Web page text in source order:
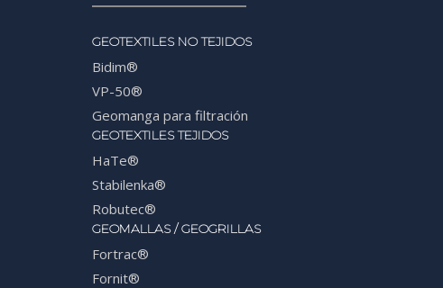
GEOTEXTILES NO TEJIDOS
Bidim®
VP-50®
Geomanga para filtración
GEOTEXTILES TEJIDOS
HaTe®
Stabilenka®
Robutec®
GEOMALLAS / GEOGRILLAS
Fortrac®
Fornit®